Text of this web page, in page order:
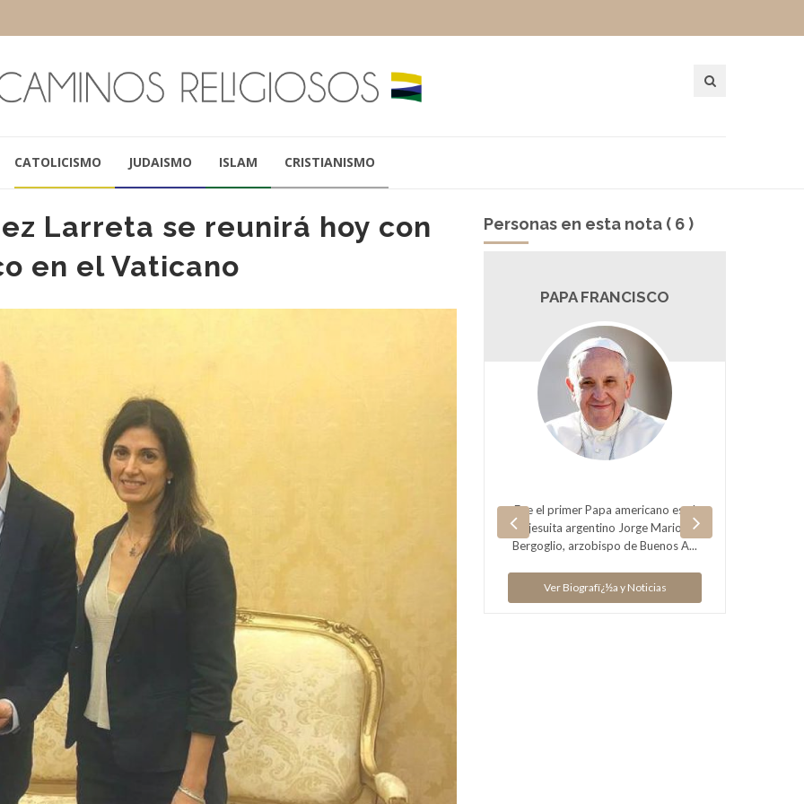
CATOLICISMO JUDAISMO ISLAM CRISTIANISMO
Larreta se reunirá hoy con
en el Vaticano
Personas en esta nota ( 6 )
Ex Gobernador de la Provincia de
Jujuy.
Es político argentino, miembro d...
Ver Biografï¿½a y Noticias
Ver Biografï¿½a y Noticias
PAPA FRANCISCO
Fue el primer Papa americano es el
jesuita argentino Jorge Mario
Bergoglio, arzobispo de Buenos A...
Ver Biografï¿½a y Noticias